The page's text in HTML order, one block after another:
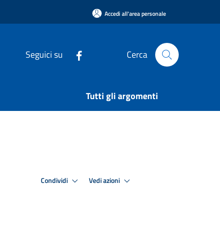
Accedi all'area personale
Seguici su Cerca
Tutti gli argomenti
Condividi Vedi azioni